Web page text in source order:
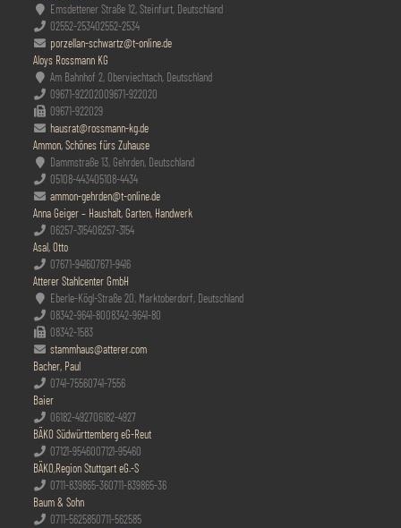
Emsdettener Straße 12, Steinfurt, Deutschland
02552-253402552-2534
porzellan-schwartz@t-online.de
Aloys Rossmann KG
Am Bahnhof 2, Oberviechtach, Deutschland
09671-92202009671-922020
09671-922029
hausrat@rossmann-kg.de
Ammon, Schönes fürs Zuhause
Dammstraße 13, Gehrden, Deutschland
05108-443405108-4434
ammon-gehrden@t-online.de
Anna Geiger – Haushalt, Garten, Handwerk
06257-315406257-3154
Asal, Otto
07671-941607671-9416
Atterer Stahlcenter GmbH
Eberle-Kögl-Straße 20, Marktoberdorf, Deutschland
08342-9641-8008342-9641-80
08342-1583
stammhaus@atterer.com
Bacher, Paul
0741-75560741-7556
Baier
06182-492706182-4927
BÄKO Südwürttemberg eG-Reut
07121-9546007121-95460
BÄKO,Region Stuttgart eG.-S
0711-839865-360711-839865-36
Baum & Sohn
0711-5625850711-562585